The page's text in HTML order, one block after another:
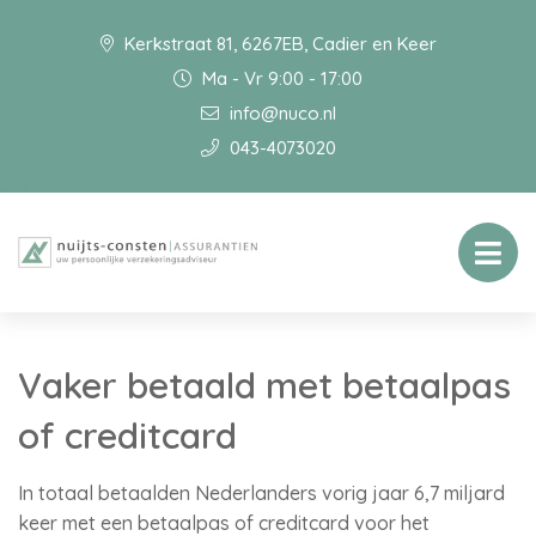
Kerkstraat 81, 6267EB, Cadier en Keer
Ma - Vr 9:00 - 17:00
info@nuco.nl
043-4073020
Vaker betaald met betaalpas
of creditcard
In totaal betaalden Nederlanders vorig jaar 6,7 miljard
keer met een betaalpas of creditcard voor het